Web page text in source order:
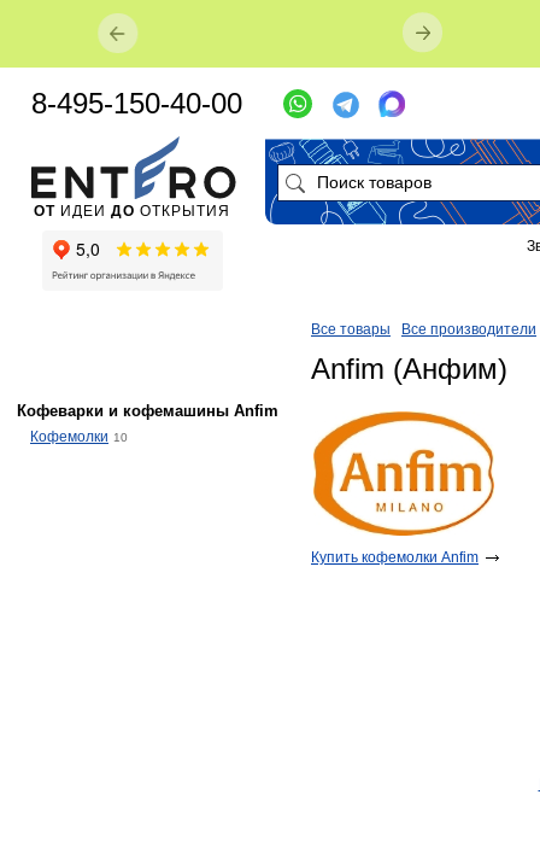
Все товары Все производители
Anfim (Анфим)
Купить кофемолки Anfim
Кофеварки и кофемашины Anfim
Кофемолки 10
ОТ ИДЕИ ДО ОТКРЫТИЯ
8-495-150-40-00